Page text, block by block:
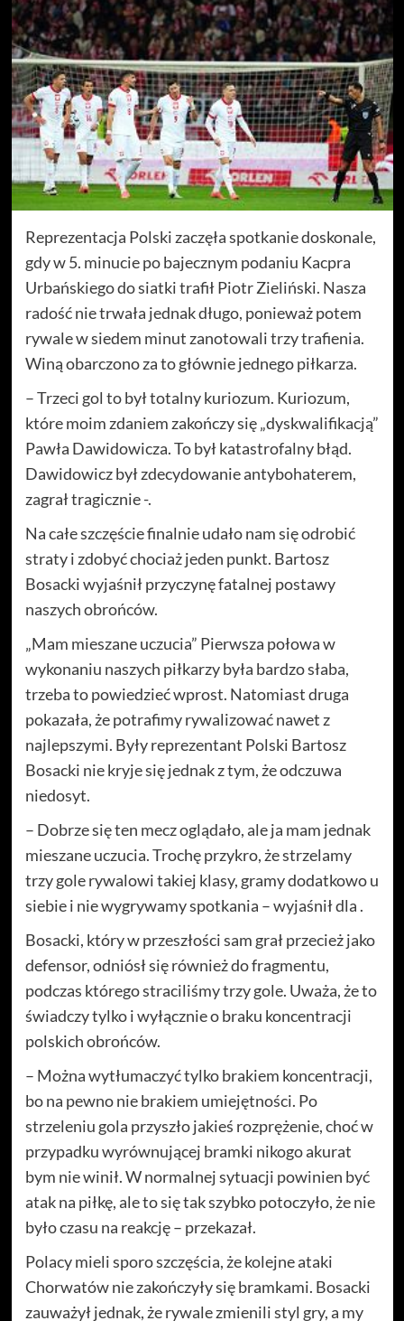
Reprezentacja Polski zaczęła spotkanie doskonale,
gdy w 5. minucie po bajecznym podaniu Kacpra
Urbańskiego do siatki trafił Piotr Zieliński. Nasza
radość nie trwała jednak długo, ponieważ potem
rywale w siedem minut zanotowali trzy trafienia.
Winą obarczono za to głównie jednego piłkarza.
– Trzeci gol to był totalny kuriozum. Kuriozum,
które moim zdaniem zakończy się „dyskwalifikacją”
Pawła Dawidowicza. To był katastrofalny błąd.
Dawidowicz był zdecydowanie antybohaterem,
zagrał tragicznie -.
Na całe szczęście finalnie udało nam się odrobić
straty i zdobyć chociaż jeden punkt. Bartosz
Bosacki wyjaśnił przyczynę fatalnej postawy
naszych obrońców.
„Mam mieszane uczucia” Pierwsza połowa w
wykonaniu naszych piłkarzy była bardzo słaba,
trzeba to powiedzieć wprost. Natomiast druga
pokazała, że potrafimy rywalizować nawet z
najlepszymi. Były reprezentant Polski Bartosz
Bosacki nie kryje się jednak z tym, że odczuwa
niedosyt.
– Dobrze się ten mecz oglądało, ale ja mam jednak
mieszane uczucia. Trochę przykro, że strzelamy
trzy gole rywalowi takiej klasy, gramy dodatkowo u
siebie i nie wygrywamy spotkania – wyjaśnił dla .
Bosacki, który w przeszłości sam grał przecież jako
defensor, odniósł się również do fragmentu,
podczas którego straciliśmy trzy gole. Uważa, że to
świadczy tylko i wyłącznie o braku koncentracji
polskich obrońców.
– Można wytłumaczyć tylko brakiem koncentracji,
bo na pewno nie brakiem umiejętności. Po
strzeleniu gola przyszło jakieś rozprężenie, choć w
przypadku wyrównującej bramki nikogo akurat
bym nie winił. W normalnej sytuacji powinien być
atak na piłkę, ale to się tak szybko potoczyło, że nie
było czasu na reakcję – przekazał.
Polacy mieli sporo szczęścia, że kolejne ataki
Chorwatów nie zakończyły się bramkami. Bosacki
zauważył jednak, że rywale zmienili styl gry, a my